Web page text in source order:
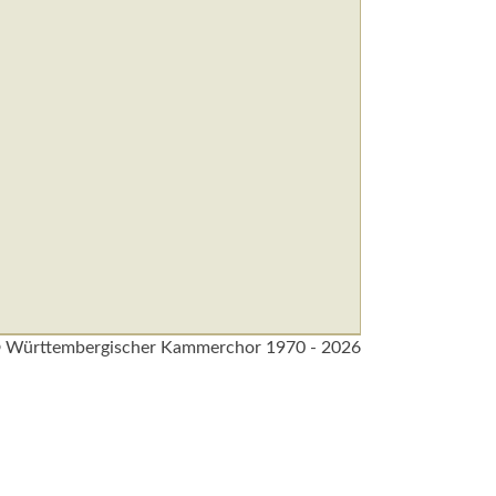
Kammerchor 1970 - 2026